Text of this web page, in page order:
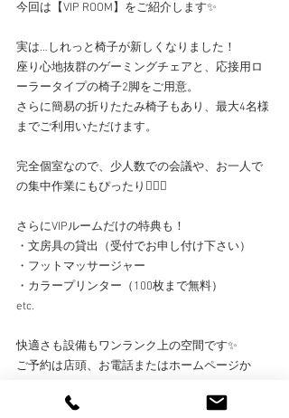
今回は【VIP ROOM】をご紹介します✨
実は…しれっと椅子が新しくなりました！
座り心地抜群のゲーミングチェアと、応接用ロ
ーラータイプの椅子2脚をご用意。
さらに簡易の折りたたみ椅子もあり、最大4名様
までご利用いただけます。
完全個室なので、少人数での会議や、お一人で
の集中作業にもぴったり🙆🏻‍♀️
さらにVIPルームだけの特典も！
・文房具の貸出（受付でお申し付け下さい）
・フットマッサージャー
・カラープリンター（100枚まで無料）
etc.
快適さも設備もワンランク上の空間です✨
ご予約は店頭、お電話またはホームページか
皆さまのご利用を心よりお待ちしております☺️